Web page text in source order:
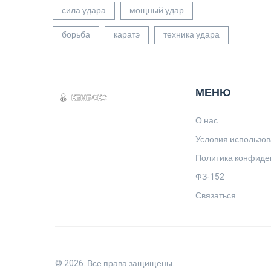
сила удара
мощный удар
борьба
каратэ техника удара
МЕНЮ
О нас
Условия
Политика
ФЗ-152
Связаться
© 2026. Все права защищены.